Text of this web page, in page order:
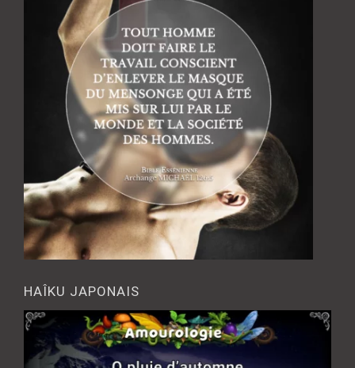
HAÎKU JAPONAIS